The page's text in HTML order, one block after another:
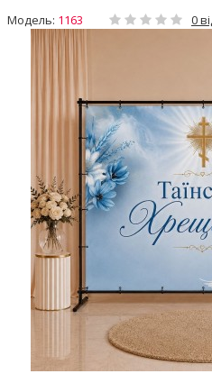
Модель: 1163 0